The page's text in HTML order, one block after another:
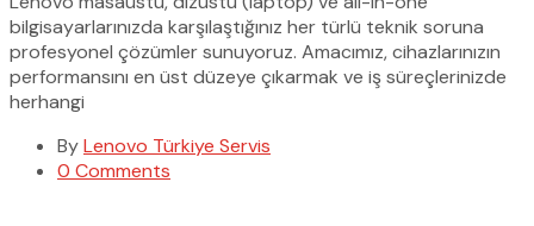
bilgisayarlarınızda karşılaştığınız her türlü teknik soruna
profesyonel çözümler sunuyoruz. Amacımız, cihazlarınızın
performansını en üst düzeye çıkarmak ve iş süreçlerinizde
herhangi
ByLenovo Türkiye Servis
0 Comments